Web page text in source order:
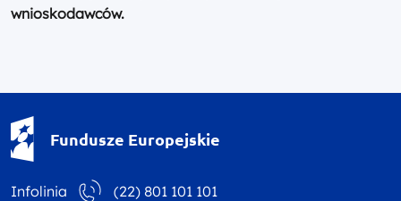
wnioskodawców.
Fundusze Europejskie
Infolinia (22) 801 101 101